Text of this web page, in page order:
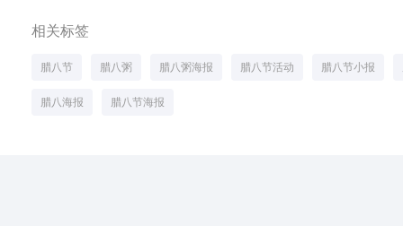
相关标签
腊八节 腊八粥 腊八粥海报 腊八节活动 腊八节小报
腊八海报 腊八节海报